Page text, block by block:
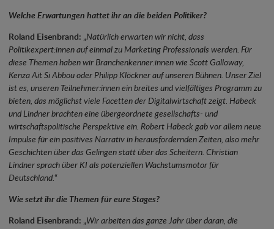
Welche Erwartungen hattet ihr an die beiden Politiker?
Roland Eisenbrand: „Natürlich erwarten wir nicht, dass
Politikexpert:innen auf einmal zu Marketing Professionals werden. Für
diese Themen haben wir Branchenkenner:innen wie Scott Galloway,
Kenza Ait Si Abbou oder Philipp Klöckner auf unseren Bühnen. Unser Ziel
ist es, unseren Teilnehmer:innen ein breites und vielfältiges Programm zu
bieten, das möglichst viele Facetten der Digitalwirtschaft zeigt. Habeck
und Lindner brachten eine übergeordnete gesellschafts- und
wirtschaftspolitische Perspektive ein. Robert Habeck gab vor allem neue
Impulse für ein positives Narrativ in herausfordernden Zeiten, also mehr
Geschichten über das Gelingen statt über das Scheitern. Christian
Lindner sprach über KI als potenziellen Wachstumsmotor für
Deutschland.“
Wie setzt ihr die Themen für eure Stages?
Roland Eisenbrand: „Wir arbeiten das ganze Jahr über daran, die